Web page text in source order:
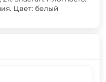
Цвет: белый